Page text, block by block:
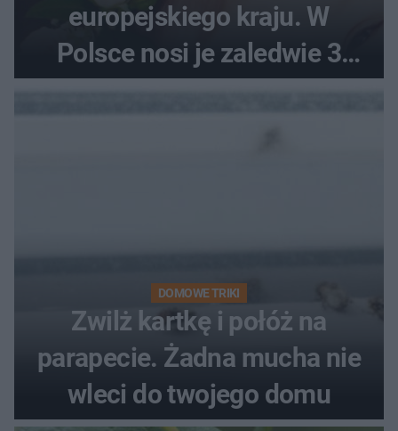
europejskiego kraju. W
Polsce nosi je zaledwie 3
DOMOWE TRIKI
Zwilż kartkę i połóż na
parapecie. Żadna mucha nie
wleci do twojego domu